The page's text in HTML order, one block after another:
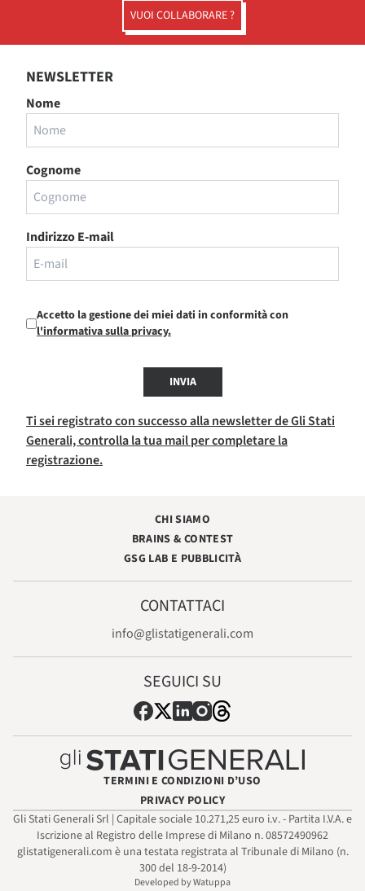
VUOI COLLABORARE ?
NEWSLETTER
Nome
Cognome
Indirizzo E-mail
Accetto la gestione dei miei dati in conformità con
l'informativa sulla privacy.
INVIA
Ti sei registrato con successo alla newsletter de Gli Stati
Generali, controlla la tua mail per completare la
registrazione.
CHI SIAMO
BRAINS & CONTEST
GSG LAB E PUBBLICITÀ
CONTATTACI
info@glistatigenerali.com
SEGUICI SU
TERMINI E CONDIZIONI D’USO
PRIVACY POLICY
Gli Stati Generali Srl | Capitale sociale 10.271,25 euro i.v. - Partita I.V.A. e
Iscrizione al Registro delle Imprese di Milano n. 08572490962
glistatigenerali.com è una testata registrata al Tribunale di Milano (n.
300 del 18-9-2014)
Developed by Watuppa